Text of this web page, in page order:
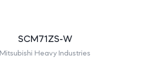
SCM71ZS-W
Mitsubishi Heavy Industries